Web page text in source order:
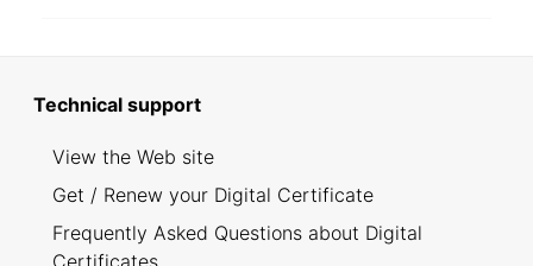
Technical support
View the Web site
Get / Renew your Digital Certificate
Frequently Asked Questions about Digital
Certificates